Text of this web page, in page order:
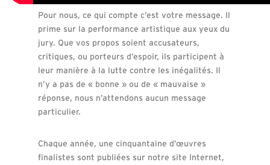
Pour nous, ce qui compte c’est votre message. Il
prime sur la performance artistique aux yeux du
jury. Que vos propos soient accusateurs,
critiques, ou porteurs d’espoir, ils participent à
leur manière à la lutte contre les inégalités. Il
n’y a pas de « bonne » ou de « mauvaise »
réponse, nous n’attendons aucun message
particulier.
Chaque année, une cinquantaine d’œuvres
finalistes sont publiées sur notre site Internet,